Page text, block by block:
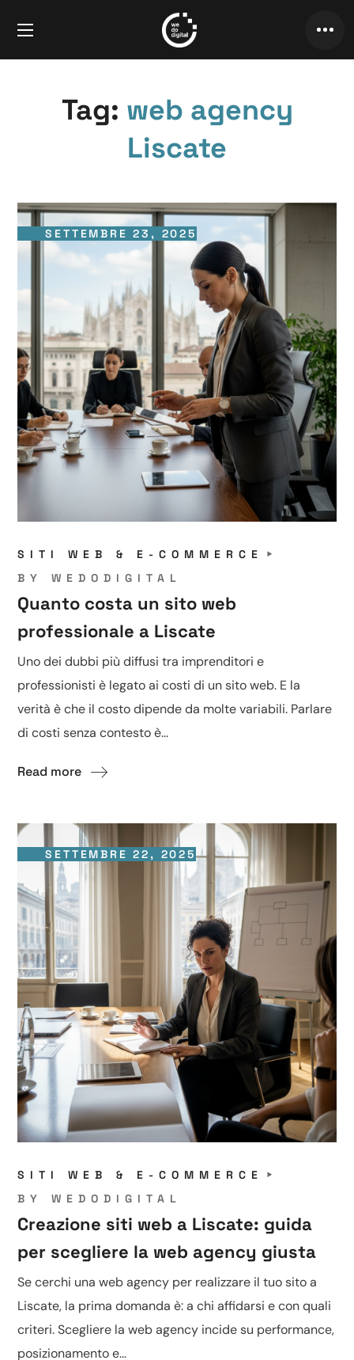
Tag: web agency
Liscate
SETTEMBRE 23, 2025
SITI WEB & E-COMMERCE
BYWEDODIGITAL
Quanto costa un sito web
professionale a Liscate
Uno dei dubbi più diffusi tra imprenditori e
professionisti è legato ai costi di un sito web. E la
verità è che il costo dipende da molte variabili. Parlare
di costi senza contesto è...
Read more
SETTEMBRE 22, 2025
SITI WEB & E-COMMERCE
BYWEDODIGITAL
Creazione siti web a Liscate: guida
per scegliere la web agency giusta
Se cerchi una web agency per realizzare il tuo sito a
Liscate, la prima domanda è: a chi affidarsi e con quali
criteri. Scegliere la web agency incide su performance,
posizionamento e...